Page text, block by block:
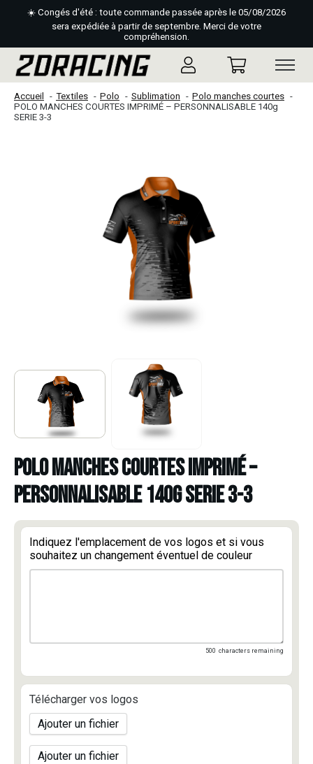
☀️ Congés d'été : toute commande passée après le 05/08/2026
sera expédiée à partir de septembre. Merci de votre
compréhension.
Accueil Textiles Polo Sublimation
Polo manches courtes
POLO MANCHES COURTES IMPRIMÉ – PERSONNALISABLE 140g
SERIE 3-3
POLO MANCHES COURTES IMPRIMÉ –
PERSONNALISABLE 140g SERIE 3-3
Indiquez l'emplacement de vos logos et si vous
souhaitez un changement éventuel de couleur
500 characters remaining
Télécharger vos logos
Ajouter un fichier
Ajouter un fichier